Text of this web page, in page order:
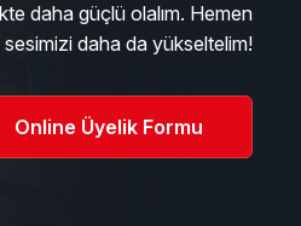
daha güçlü olalım. Hemen
daha da yükseltelim!
Online Üyelik Formu